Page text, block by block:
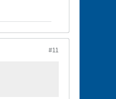
#11